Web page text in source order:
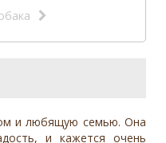
и любящую семью. Она
и кажется очень